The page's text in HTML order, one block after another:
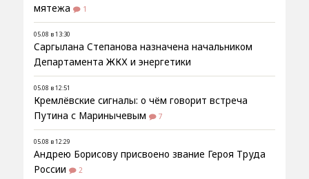
мятежа
1
05.08 в 13:30
Саргылана Степанова назначена начальником
Департамента ЖКХ и энергетики
05.08 в 12:51
Кремлёвские сигналы: о чём говорит встреча
Путина с Маринычевым
7
05.08 в 12:29
Андрею Борисову присвоено звание Героя Труда
России
2